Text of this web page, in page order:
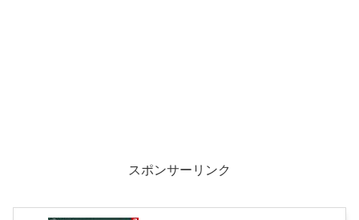
スポンサーリンク